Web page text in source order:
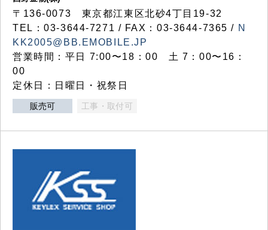
〒136-0073 東京都江東区北砂4丁目19-32
TEL：03‐3644‐7271 / FAX：03-3644-7365 / N
KK2005@BB.EMOBILE.JP
営業時間：平日 7:00〜18：00 土 7：00〜16：
00
定休日：日曜日・祝祭日
販売可 工事・取付可